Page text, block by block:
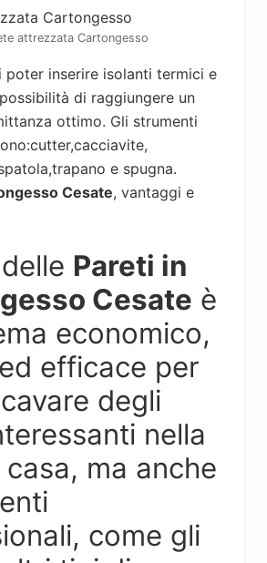
attrezzata Cartongesso
poter inserire isolanti termici e
di raggiungere un
ottimo. Gli strumenti
e spugna.
Cesate, vantaggi e
Pareti in
Cesate è
economico,
efficace per
degli
nella
ma anche
come gli